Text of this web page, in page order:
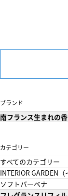
ブランド
南フランス生まれの
カテゴリー
すべてのカテゴリー
INTERIOR GARDEN
ソフトバーベナ